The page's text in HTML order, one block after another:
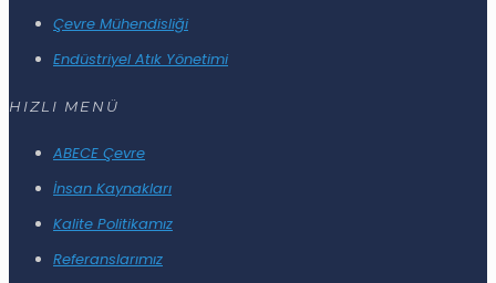
Çevre Mühendisliği
Endüstriyel Atık Yönetimi
HIZLI MENÜ
ABECE Çevre
İnsan Kaynakları
Kalite Politikamız
Referanslarımız